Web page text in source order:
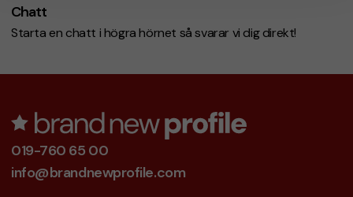
Chatt
Starta en chatt i högra hörnet så svarar vi dig direkt!
019-760 65 00
info@brandnewprofile.com